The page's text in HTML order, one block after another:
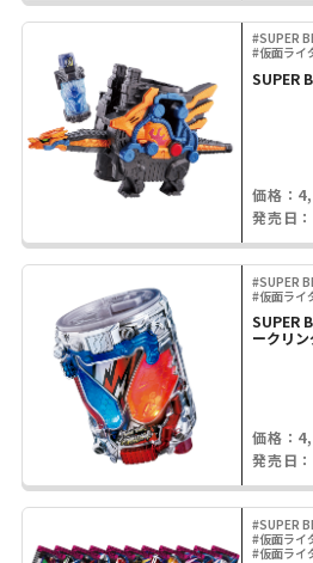
#SUPER
#仮面ライ
SUPER
価格：
発売日
#SUPER
#仮面ライ
SUPER
ークリン
価格：
発売日
#SUPER
#仮面ライ
#仮面ライ